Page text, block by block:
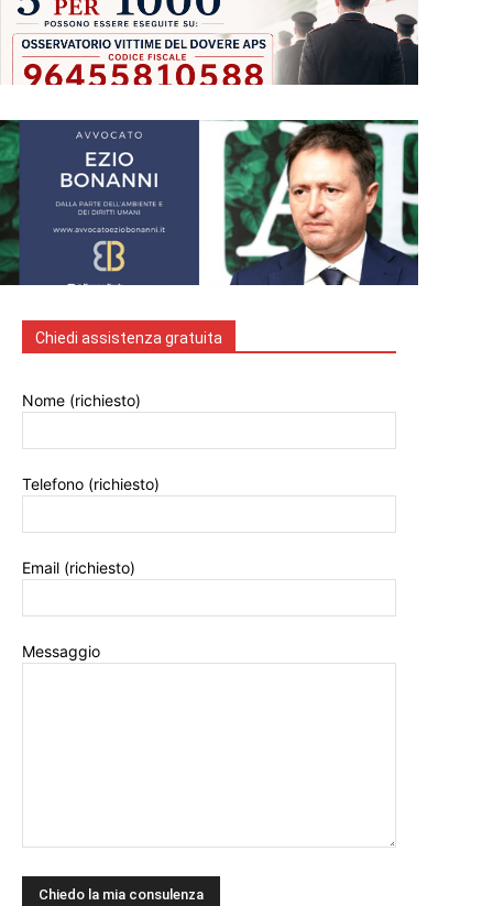
Chiedi assistenza gratuita
Nome (richiesto)
Telefono (richiesto)
Email (richiesto)
Messaggio